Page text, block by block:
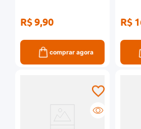
R$ 9,90
comprar agora
R$